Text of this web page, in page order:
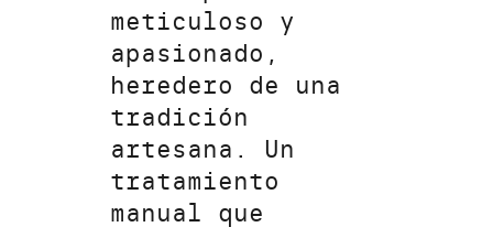
meticuloso y
apasionado,
heredero de una
tradición
artesana. Un
tratamiento
manual que